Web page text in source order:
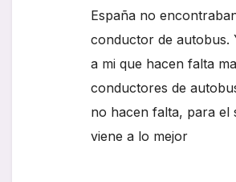
España no
conductor de autobus.
a mi que hacen falta
conductores de
no hacen falta, para el
viene a lo mejor